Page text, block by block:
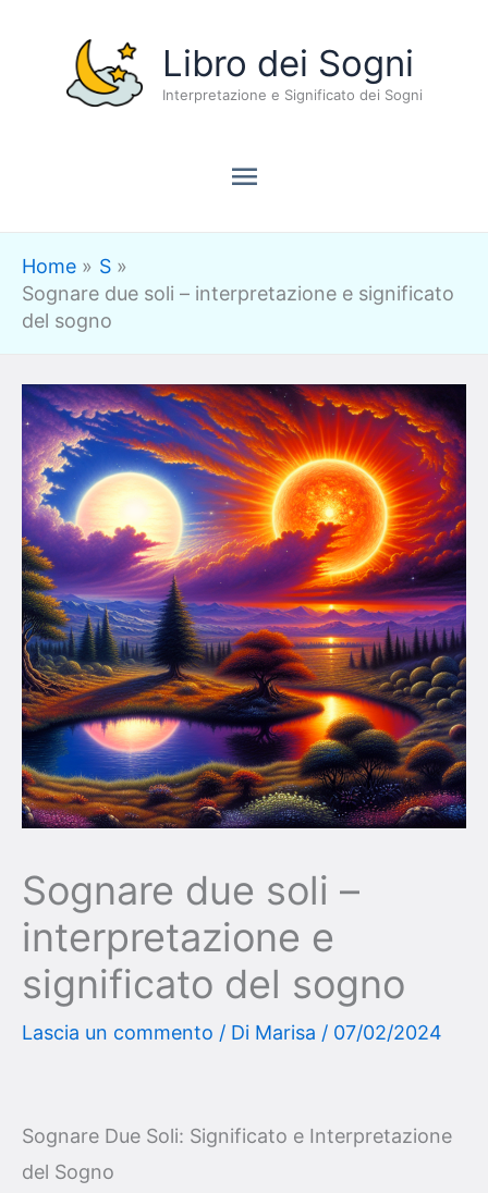
contenuto
Libro dei Sogni
Interpretazione e Significato dei Sogni
Menu
principale
Home
S
Sognare due soli – interpretazione e significato
del sogno
Sognare due soli –
interpretazione e
significato del sogno
Lascia un commento / Di Marisa / 07/02/2024
Sognare Due Soli: Significato e Interpretazione
del Sogno